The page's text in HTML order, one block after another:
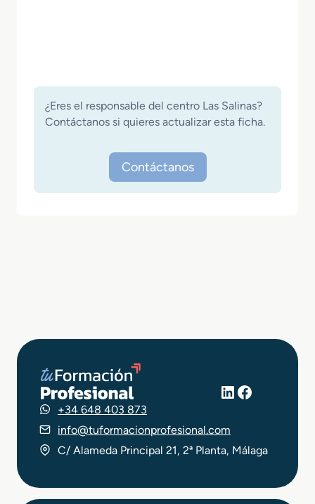
¿Eres el responsable del centro Las Salinas?
Contáctanos si quieres actualizar esta ficha.
Contáctanos
LinkedIn
Facebook
+34 648 403 873
info@tuformacionprofesional.com
C/ Alameda Principal 21, 2ª Planta, Málaga